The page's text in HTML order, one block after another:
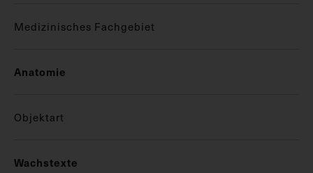
Medizinisches Fachgebiet
Anatomie
Objektart
Wachstexte